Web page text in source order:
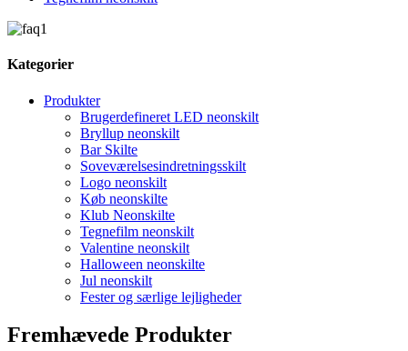
Kategorier
Produkter
Brugerdefineret LED neonskilt
Bryllup neonskilt
Bar Skilte
Soveværelsesindretningsskilt
Logo neonskilt
Køb neonskilte
Klub Neonskilte
Tegnefilm neonskilt
Valentine neonskilt
Halloween neonskilte
Jul neonskilt
Fester og særlige lejligheder
Fremhævede Produkter